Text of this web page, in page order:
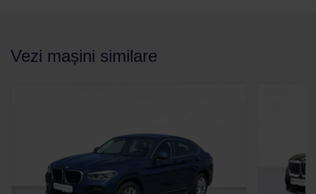
Vezi mașini similare